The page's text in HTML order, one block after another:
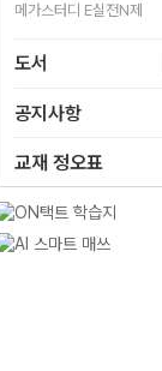
메가스터디 E실전N제
도서
공지사항
교재 정오표
Xistory 자이스
토리 고난도 영어